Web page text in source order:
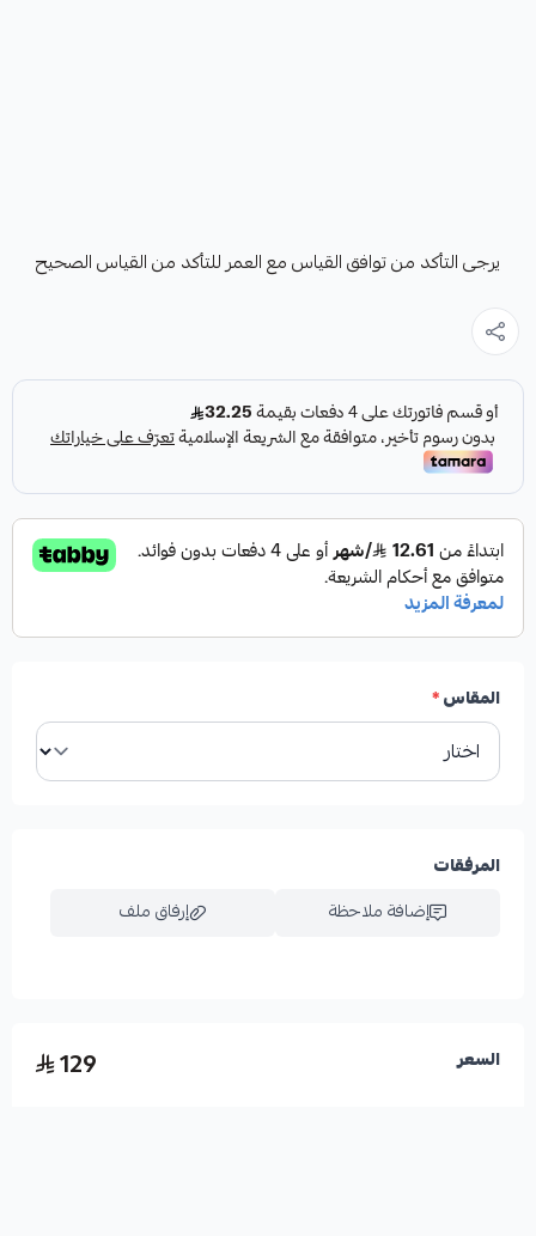
يرجى التأكد من توافق القياس مع العمر للتأكد من القياس الصحيح
المقاس*
المرفقات
إضافة ملاحظة
إرفاق ملف
السعر 129